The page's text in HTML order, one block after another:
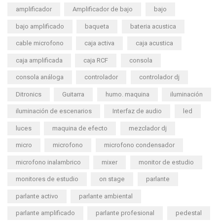
amplificador Amplificador de bajo bajo
bajo amplificado baqueta bateria acustica
cable microfono caja activa caja acustica
caja amplificada caja RCF consola
consola análoga controlador controlador dj
Ditronics Guitarra humo. maquina iluminación
iluminación de escenarios Interfaz de audio led
luces maquina de efecto mezclador dj
micro microfono microfono condensador
microfono inalambrico mixer monitor de estudio
monitores de estudio on stage parlante
parlante activo parlante ambiental
parlante amplificado parlante profesional pedestal